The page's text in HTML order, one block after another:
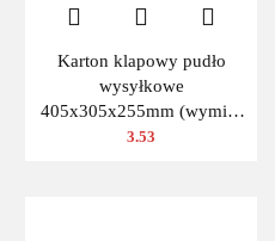
Karton klapowy pudło
wysyłkowe
405x305x255mm (wymiar
zewn.) Fala B 480g/m2
3.53